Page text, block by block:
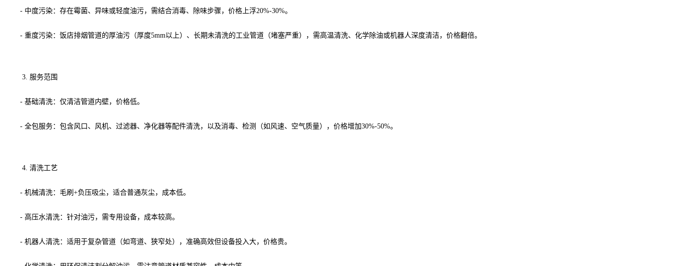
- 中度污染：存在霉菌、异味或轻度油污，需结合消毒、除味步骤，价格上浮20%-30%。
- 重度污染：饭店排烟管道的厚油污（厚度5mm以上）、长期未清洗的工业管道（堵塞严重），需高温清洗、化学除油或机器人深度清洁，价格翻倍。
3. 服务范围
- 基础清洗：仅清洁管道内壁，价格低。
- 全包服务：包含风口、风机、过滤器、净化器等配件清洗，以及消毒、检测（如风速、空气质量），价格增加30%-50%。
4. 清洗工艺
- 机械清洗：毛刷+负压吸尘，适合普通灰尘，成本低。
- 高压水清洗：针对油污，需专用设备，成本较高。
- 机器人清洗：适用于复杂管道（如弯道、狭窄处），准确高效但设备投入大，价格贵。